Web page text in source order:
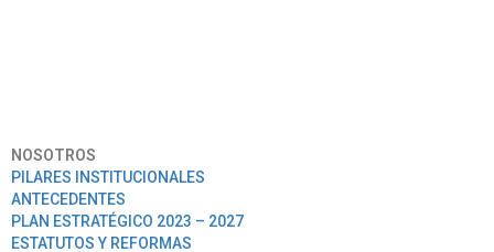
NOSOTROS
PILARES INSTITUCIONALES
ANTECEDENTES
PLAN ESTRATÉGICO 2023 – 2027
ESTATUTOS Y REFORMAS